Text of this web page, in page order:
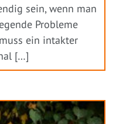
sein, wenn man
Probleme
ein intakter
[…]